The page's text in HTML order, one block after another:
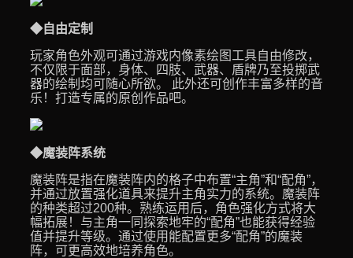
◆自由定制
玩家角色外观可通过游戏内像素绘图工具自由修改，
不仅限于面部，身体、四肢、武器、盾牌乃至投掷武
器的绘制均可随心所欲。 此外还可创作丰富多样的音
乐！打造专属的原创作品吧。
◆魔装阵系统
魔装阵是指在魔装阵内的格子中布置“主角”和“配角”，
并通过放置强化道具来提升主角实力的系统。魔装阵
的种类超过200种。熟练运用后，角色强化方式将大
幅拓展！与主角一同探索地牢的“配角”也能获得经验
值并提升等级。通过使用能配置更多“配角”的魔装
阵，可更高效地培养角色。